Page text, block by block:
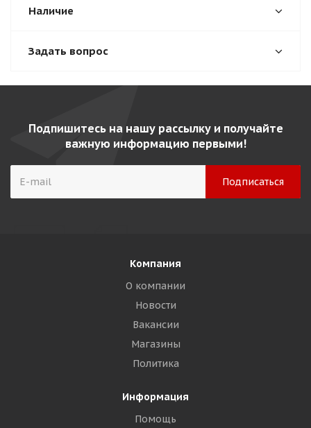
Наличие
Задать вопрос
Подпишитесь на нашу рассылку и получайте
важную информацию первыми!
Компания
О компании
Новости
Вакансии
Магазины
Политика
Информация
Помощь